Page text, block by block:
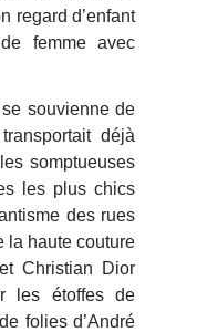
regard d’enfant
femme avec
souvienne de
déjà
somptueuses
les plus chics
des rues
la haute couture
Christian Dior
les étoffes de
folies d’André